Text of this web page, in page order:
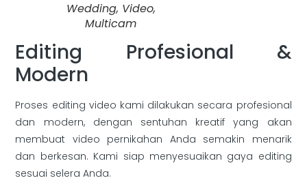
Wedding, Video,
Multicam
Editing Profesional &
Modern
Proses editing video kami dilakukan secara profesional
dan modern, dengan sentuhan kreatif yang akan
membuat video pernikahan Anda semakin menarik
dan berkesan. Kami siap menyesuaikan gaya editing
sesuai selera Anda.